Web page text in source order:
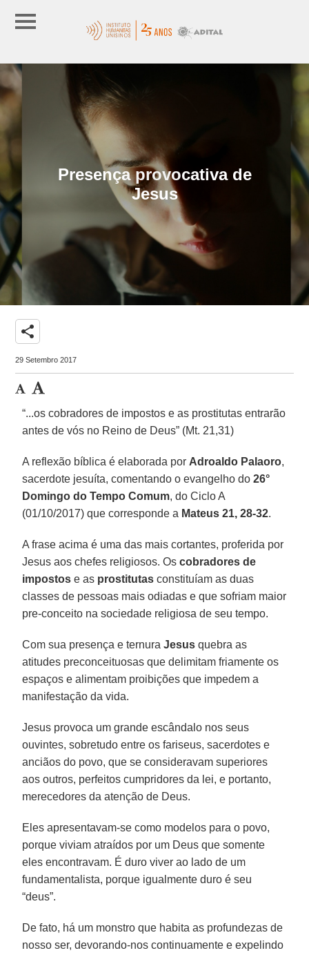
Presença provocativa de
Jesus
share
29 Setembro 2017
“...os cobradores de impostos e as prostitutas entrarão
antes de vós no Reino de Deus” (Mt. 21,31)
A reflexão bíblica é elaborada por Adroaldo Palaoro,
sacerdote jesuíta, comentando o evangelho do26°
Domingo do Tempo Comum, do Ciclo A
(01/10/2017) que corresponde a Mateus 21, 28-32.
A frase acima é uma das mais cortantes, proferida por
Jesus aos chefes religiosos. Oscobradores de
impostos e as prostitutas constituíam as duas
classes de pessoas mais odiadas e que sofriam maior
pre-conceito na sociedade religiosa de seu tempo.
Com sua presença e ternuraJesus quebra as
atitudes preconceituosas que delimitam friamente os
espaços e alimentam proibições que impedem a
manifestação da vida.
Jesus provoca um grande escândalo nos seus
ouvintes, sobretudo entre os fariseus, sacerdotes e
anciãos do povo, que se consideravam superiores
aos outros, perfeitos cumpridores da lei, e portanto,
merecedores da atenção de Deus.
Eles apresentavam-se como modelos para o povo,
porque viviam atraídos por um Deus que somente
eles encontravam. É duro viver ao lado de um
fundamentalista, porque igualmente duro é seu
“deus”.
De fato, há um monstro que habita as profundezas de
nosso ser, devorando-nos continuamente e expelindo